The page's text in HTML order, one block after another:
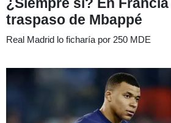
traspaso de Mbappé
Real Madrid lo ficharía por 250 MDE